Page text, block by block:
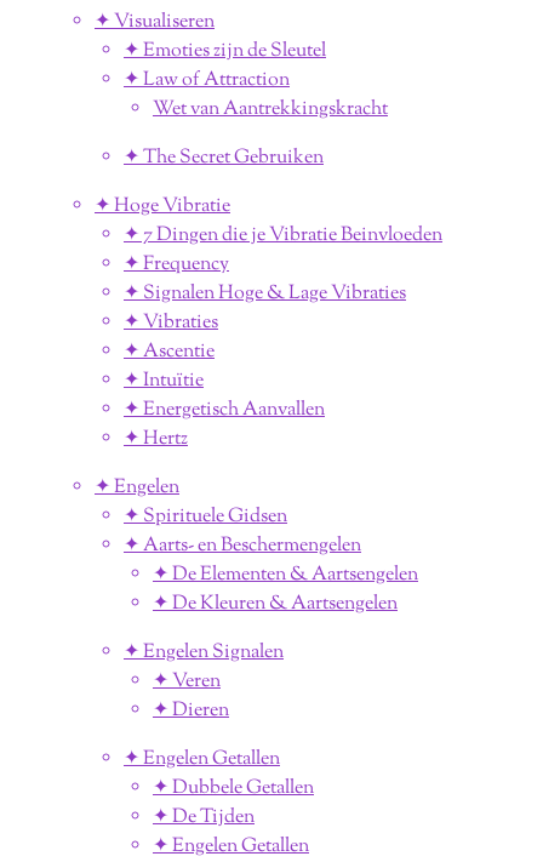
✦ Visualiseren
✦ Emoties zijn de Sleutel
✦ Law of Attraction
Wet van Aantrekkingskracht
✦ The Secret Gebruiken
✦ Hoge Vibratie
✦ 7 Dingen die je Vibratie Beinvloeden
✦ Frequency
✦ Signalen Hoge & Lage Vibraties
✦ Vibraties
✦ Ascentie
✦ Intuïtie
✦ Energetisch Aanvallen
✦ Hertz
✦ Engelen
✦ Spirituele Gidsen
✦ Aarts- en Beschermengelen
✦ De Elementen & Aartsengelen
✦ De Kleuren & Aartsengelen
✦ Engelen Signalen
✦ Veren
✦ Dieren
✦ Engelen Getallen
✦ Dubbele Getallen
✦ De Tijden
✦ Engelen Getallen